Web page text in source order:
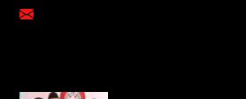
adm@iawnews.com